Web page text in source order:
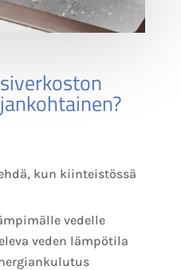
kun kiinteistössä
vedelle
veden lämpötila